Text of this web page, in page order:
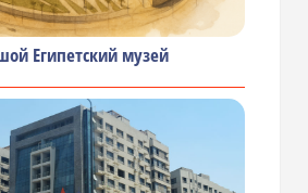
Египетский музей